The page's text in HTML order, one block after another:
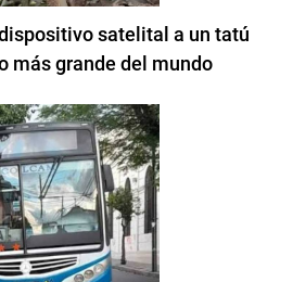
satelital a un tatú
más grande del mundo